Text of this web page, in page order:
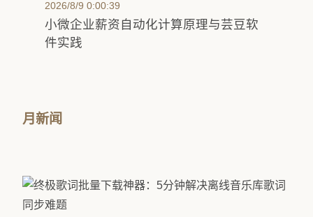
2026/8/9 0:00:39
小微企业薪资自动化计算原理与芸豆软
件实践
月新闻